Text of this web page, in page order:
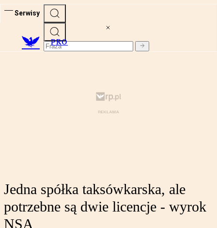
Serwisy
PRO
Jedna spółka taksówkarska, ale
potrzebne są dwie licencje - wyrok
NSA